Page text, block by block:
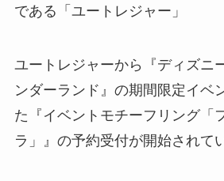
である「ユートレジャー」
ユートレジャーから『ディズニ
ンダーランド』の期間限定イベ
た『イベントモチーフリング「
ラ」』の予約受付が開始されて